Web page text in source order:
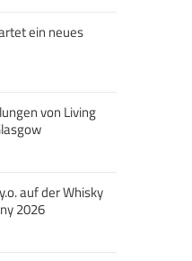
ein neues
von Living
auf der Whisky
2026